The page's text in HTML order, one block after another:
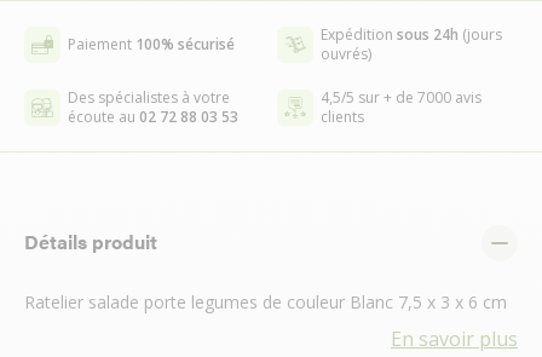
Paiement 100% sécurisé Expédition sous 24h (jours
ouvrés)
Des spécialistes à votre
écoute au 02 72 88 03 53
4,5/5 sur + de 7000 avis
clients
Détails produit
Ratelier salade porte legumes de couleur Blanc 7,5 x 3 x 6 cm
En savoir plus